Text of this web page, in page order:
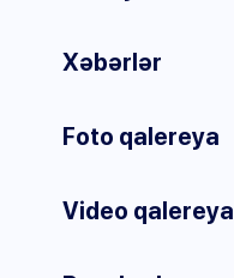
Xəbərlər
Foto qalereya
Video qalereya